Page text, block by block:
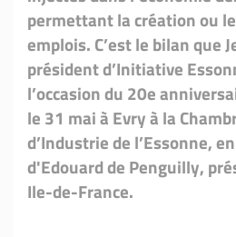
permettant la création ou
emplois. C’est le bilan que
président d’Initiative
l’occasion du 20e
le 31 mai à Evry à la
d’Industrie de l’Essonne,
d'Edouard de Penguilly,
Ile-de-France.